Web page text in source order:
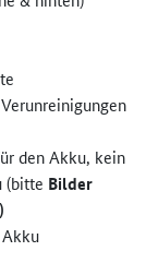
den Akku, kein
(bitte Bilder